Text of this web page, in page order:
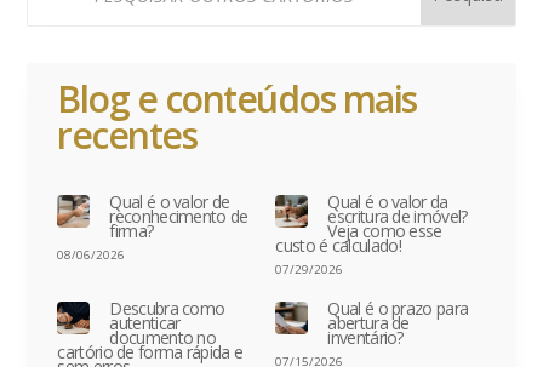
Blog e conteúdos mais
recentes
Qual é o valor de
reconhecimento de
firma?
08/06/2026
Qual é o valor da
escritura de imóvel?
Veja como esse
custo é calculado!
07/29/2026
Descubra como
autenticar
documento no
cartório de forma rápida e
Qual é o prazo para
abertura de
inventário?
07/15/2026